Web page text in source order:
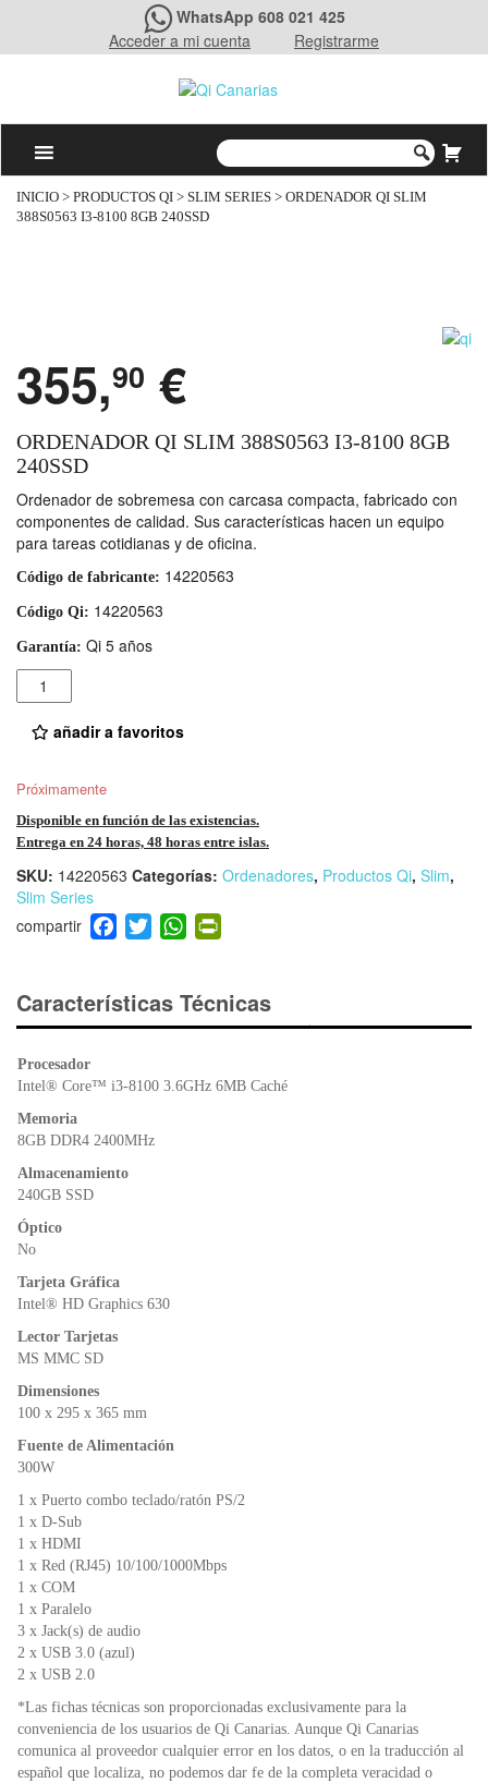
WhatsApp 608 021 425
Acceder a mi cuenta
Registrarme
INICIO > PRODUCTOS QI > SLIM SERIES > ORDENADOR QI SLIM
388S0563 I3-8100 8GB 240SSD
355,90 €
ORDENADOR QI SLIM 388S0563 I3-8100 8GB
240SSD
Ordenador de sobremesa con carcasa compacta, fabricado con
componentes de calidad. Sus características hacen un equipo
para tareas cotidianas y de oficina.
Código de fabricante: 14220563
Código Qi: 14220563
Garantía: Qi 5 años
Cantidad
añadir a favoritos
Próximamente
Disponible en función de las existencias.
Entrega en 24 horas, 48 horas entre islas.
SKU: 14220563 Categorías: Ordenadores, Productos Qi, Slim,
Slim Series
F
a
e
b
o
T
wi
er
W
h
s
A
p
ri
e
dl
Características Técnicas
Procesador
Intel® Core™ i3-8100 3.6GHz 6MB Caché
Memoria
8GB DDR4 2400MHz
Almacenamiento
240GB SSD
Óptico
No
Tarjeta Gráfica
Intel® HD Graphics 630
Lector Tarjetas
MS MMC SD
Dimensiones
100 x 295 x 365 mm
Fuente de Alimentación
300W
1 x Puerto combo teclado/ratón PS/2
1 x D-Sub
1 x HDMI
1 x Red (RJ45) 10/100/1000Mbps
1 x COM
1 x Paralelo
3 x Jack(s) de audio
2 x USB 3.0 (azul)
2 x USB 2.0
*Las fichas técnicas son proporcionadas exclusivamente para la
conveniencia de los usuarios de Qi Canarias. Aunque Qi Canarias
comunica al proveedor cualquier error en los datos, o en la traducción al
español que localiza, no podemos dar fe de la completa veracidad o